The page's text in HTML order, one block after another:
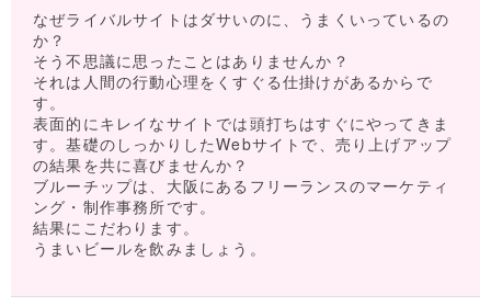
なぜライバルサイトはダサいのに、うまくいっているの
か？
そう不思議に思ったことはありませんか？
それは人間の行動心理をくすぐる仕掛けがあるからで
す。
表面的にキレイなサイトでは頭打ちはすぐにやってきま
す。基礎のしっかりしたWebサイトで、売り上げアップ
の結果を共に喜びませんか？
ブルーチップは、大阪にあるフリーランスのマーケティ
ング・制作事務所です。
結果にこだわります。
うまいビールを飲みましょう。